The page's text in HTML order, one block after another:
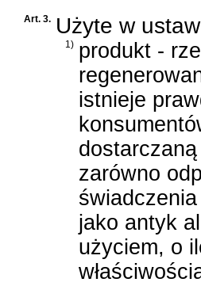
Art. 3. Użyte w
1) produkt -
istnieje
zarówno
jako antyk
użyciem, o